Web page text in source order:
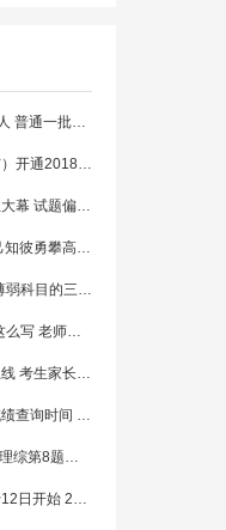
行"0退档0调剂"
年高考举报电话
重时事、推理等
勇攀高峰(图)
目的三大技巧
给你打高分
谨防八大骗术
多在本月下旬
A或B均给6分
日左右成绩放榜